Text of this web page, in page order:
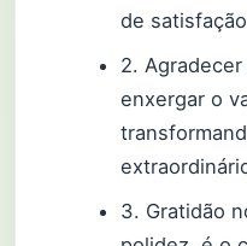
de
2.
enxergar o
3. Gratidão